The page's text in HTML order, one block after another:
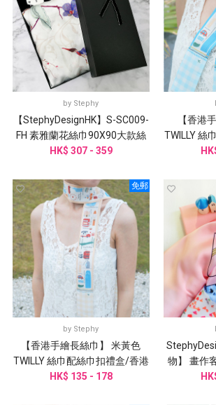
by Stephy
【StephyDesignHK】S-SC009-
FH 素雅蘭花絲巾90X90大款絲
巾+絲巾扣+賀卡
HK$ 307 - 359
【香港
TWILLY 絲
免郵
by Stephy
【香港手繪長絲巾】 米黃色
TWILLY 絲巾配絲巾扣禮盒/香港
禮品
HK$ 135 - 178
物】 畫作
盒|